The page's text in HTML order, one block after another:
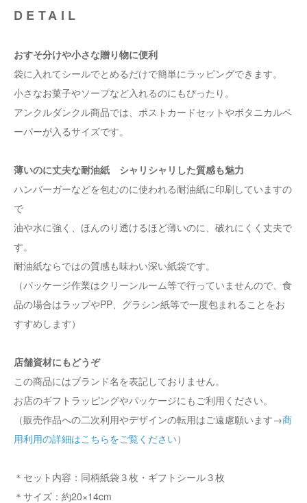
DETAIL
おすそ分けや小さな贈り物に便利
袋に入れてシールでとめるだけで簡単にラッピングできます。
小さなお菓子やソープなど入れるのにもぴったり。
アンクルダンクル商品では、ポストカードセットやボタニカルペ
ーパーが入るサイズです。
薄いのに丈夫な耐油紙 シャリシャリした質感も魅力
ハンバーガーなどを包むのに使われる耐油紙に印刷していますの
で
油や水に強く、ほんのり透けるほど薄いのに、破れにくく丈夫で
す。
耐油紙ならではの質感も味わい深い紙袋です。
（パッケージ作業はクリーンルーム等で行っていませんので、食
品の場合はラップやPP、グラシン紙等で一度包まれることをお
すすめします）
店舗資材にもどうぞ
この商品にはブランド名を表記しておりません。
お店のギフトラッピングやパッケージにもご利用ください。
（販売作品への二次利用やデザインの転用はご遠慮願います→商
用利用の詳細はこちらをご覧ください）
＊セット内容：同柄紙袋３枚・ギフトシール３枚
＊サイズ：約20×14cm